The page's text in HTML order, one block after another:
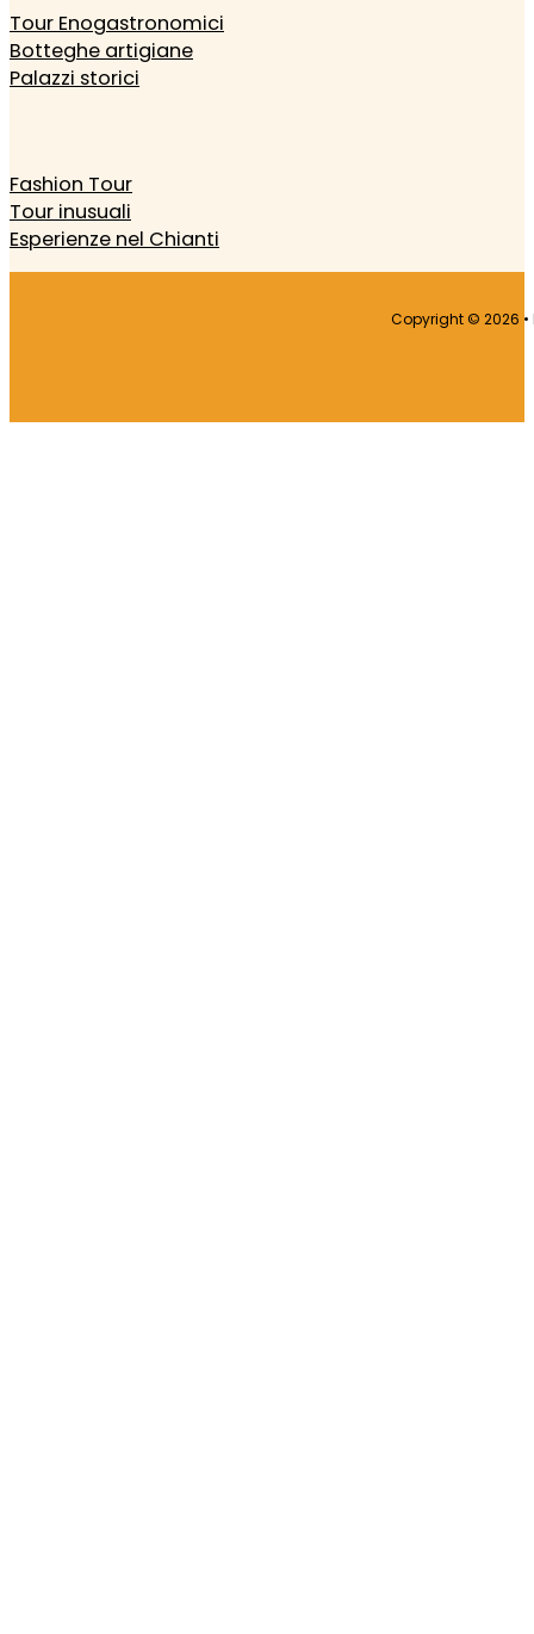
Tour Enogastronomici
Botteghe artigiane
Palazzi storici
Fashion Tour
Tour inusuali
Esperienze nel Chianti
Copyright © 2026 •